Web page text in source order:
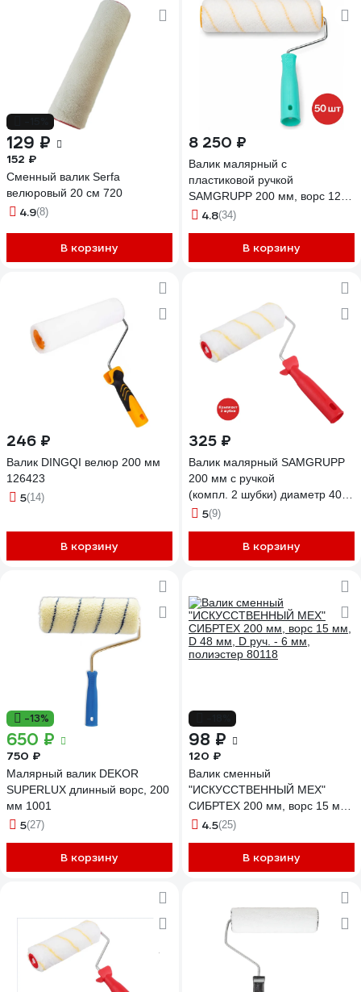
129 ₽
152 ₽
Сменный валик Serfa
велюровый 20 см 720
4.9(8)
В корзину
8 250 ₽
Валик малярный с
пластиковой ручкой
SAMGRUPP 200 мм, ворс 12
мм, 50 шт SAMC-009040200-
4.8(34)
В корзину
246 ₽
Валик DINGQI велюр 200 мм
126423
5(14)
В корзину
325 ₽
Валик малярный SAMGRUPP
200 мм с ручкой
(компл. 2 шубки) диаметр 40
мм, бюгель 8 мм, ворс 12
009000200K2
5(9)
В корзину
-13%
650 ₽
750 ₽
Малярный валик DEKOR
SUPERLUX длинный ворс, 200
мм 1001
5(27)
В корзину
98 ₽
120 ₽
Валик сменный
"ИСКУССТВЕННЫЙ МЕХ"
СИБРТЕХ 200 мм, ворс 15 мм,
D 48 мм, D руч. - 6 мм,
4.5(25)
В корзину